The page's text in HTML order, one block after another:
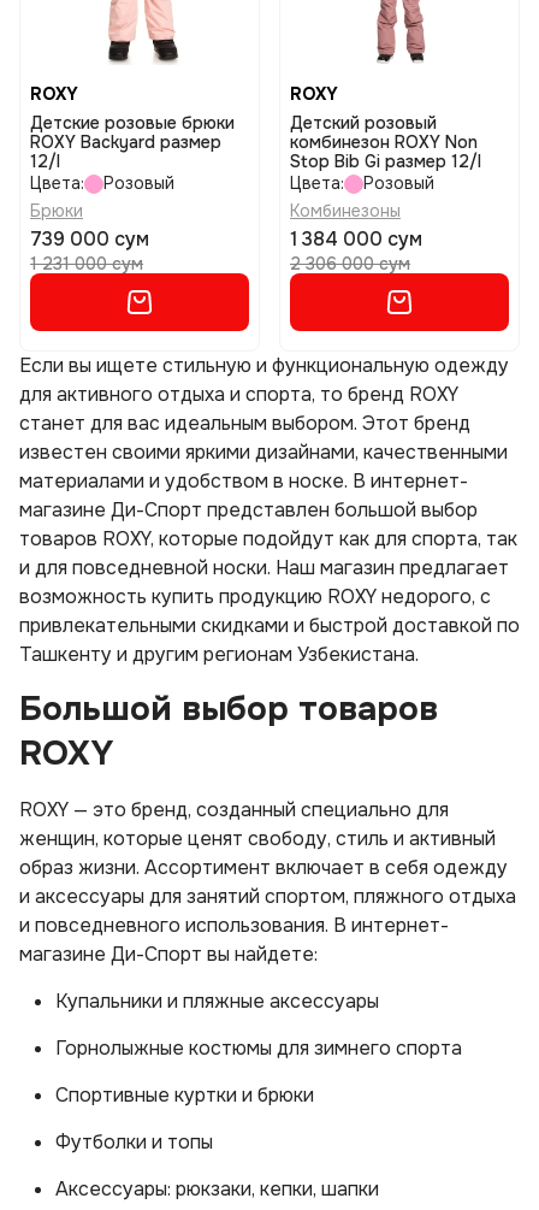
ROXY
Детские розовые брюки
ROXY Backyard размер
12/l
Цвета:
Розовый
Брюки
739 000 сум
1 231 000 сум
ROXY
Детский розовый
комбинезон ROXY Non
Stop Bib Gi размер 12/l
Цвета:
Розовый
Комбинезоны
1 384 000 сум
2 306 000 сум
Если вы ищете стильную и функциональную одежду
для активного отдыха и спорта, то бренд ROXY
станет для вас идеальным выбором. Этот бренд
известен своими яркими дизайнами, качественными
материалами и удобством в носке. В интернет-
магазине Ди-Спорт представлен большой выбор
товаров ROXY, которые подойдут как для спорта, так
и для повседневной носки. Наш магазин предлагает
возможность купить продукцию ROXY недорого, с
привлекательными скидками и быстрой доставкой по
Ташкенту и другим регионам Узбекистана.
Большой выбор товаров
ROXY
ROXY — это бренд, созданный специально для
женщин, которые ценят свободу, стиль и активный
образ жизни. Ассортимент включает в себя одежду
и аксессуары для занятий спортом, пляжного отдыха
и повседневного использования. В интернет-
магазине Ди-Спорт вы найдете:
Купальники и пляжные аксессуары
Горнолыжные костюмы для зимнего спорта
Спортивные куртки и брюки
Футболки и топы
Аксессуары: рюкзаки, кепки, шапки